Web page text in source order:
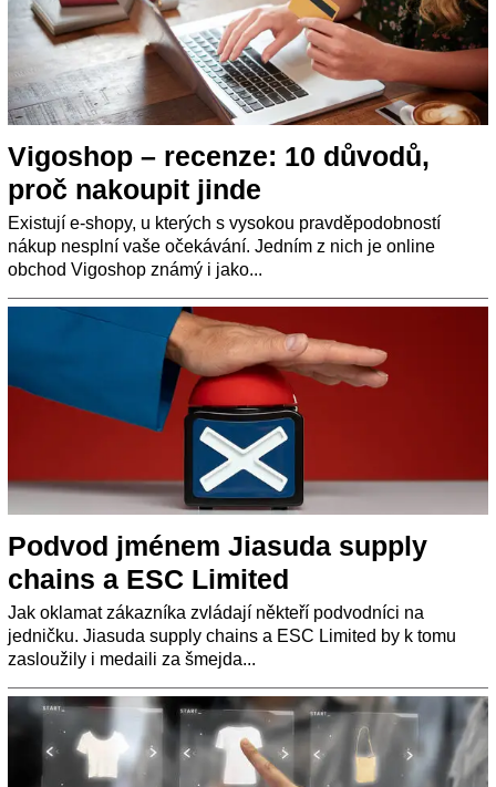
Vigoshop – recenze: 10 důvodů,
proč nakoupit jinde
Existují e-shopy, u kterých s vysokou pravděpodobností
nákup nesplní vaše očekávání. Jedním z nich je online
obchod Vigoshop známý i jako...
Podvod jménem Jiasuda supply
chains a ESC Limited
Jak oklamat zákazníka zvládají někteří podvodníci na
jedničku. Jiasuda supply chains a ESC Limited by k tomu
zasloužily i medaili za šmejda...